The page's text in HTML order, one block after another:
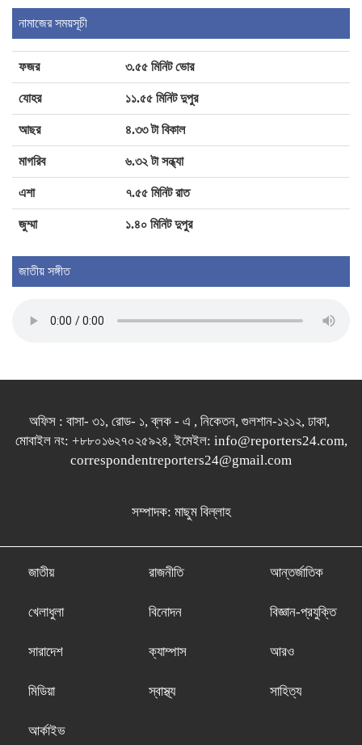
জিলাপিতে ক্ষতিকর রাসায়নিক, মেয়াদোত্তীর্ণ পণ্য:
চাঁদপুরে ৩ প্রতিষ্ঠানকে জরিমানা
নামাজের সময়সূচী
ফজর ৩.৫৫ মিনিট ভোর
যোহর ১১.৫৫ মিনিট দুপুর
আছর ৪.৩৩ টা বিকাল
মাগরিব ৬.৩২ টা সন্ধ্যা
এশা ৭.৫৫ মিনিট রাত
জুম্মা ১.৪০ মিনিট দুপুর
জাতীয় সঙ্গীত
অফিস : বাসা- ৩১, রোড- ১, ব্লক - এ , নিকেতন, গুলশান-১২১২, ঢাকা,
মোবাইল নং: +৮৮০১৬২৭০২৫৯২৪, ইমেইল: info@reporters24.com,
correspondentreporters24@gmail.com
সম্পাদক: মাছুম বিল্লাহ
জাতীয় রাজনীতি আন্তর্জাতিক
খেলাধুলা বিনোদন বিজ্ঞান-প্রযুক্তি
সারাদেশ ক্যাম্পাস আরও
মিডিয়া স্বাস্থ্য সাহিত্য
আর্কাইভ